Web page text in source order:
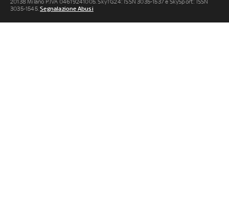
20138 Milano P.IVA 04619241005. SkyTG24: ISSN 3035-1537 e SkySport: ISSN
3035-1545.Segnalazione Abusi